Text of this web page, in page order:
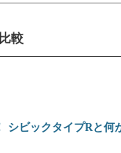
比較
シビックタイプRと何